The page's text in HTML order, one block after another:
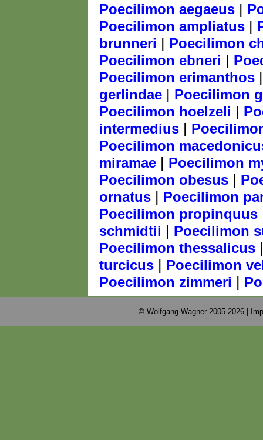
Poecilimon aegaeus |
Poecilimon ampliatus |
brunneri | Poecilimon
Poecilimon ebneri |
Poecilimon erimanthos
gerlindae | Poecilimon
Poecilimon hoelzeli |
intermedius |
Poecilimon
miramae | Poecilimon
Poecilimon obesus |
ornatus | Poecilimon
Poecilimon propinquus
schmidtii | Poecilimon
Poecilimon thessalicus
turcicus | Poecilimon
Poecilimon zimmeri |
© Wolfgang Wagner 2005-2026 |